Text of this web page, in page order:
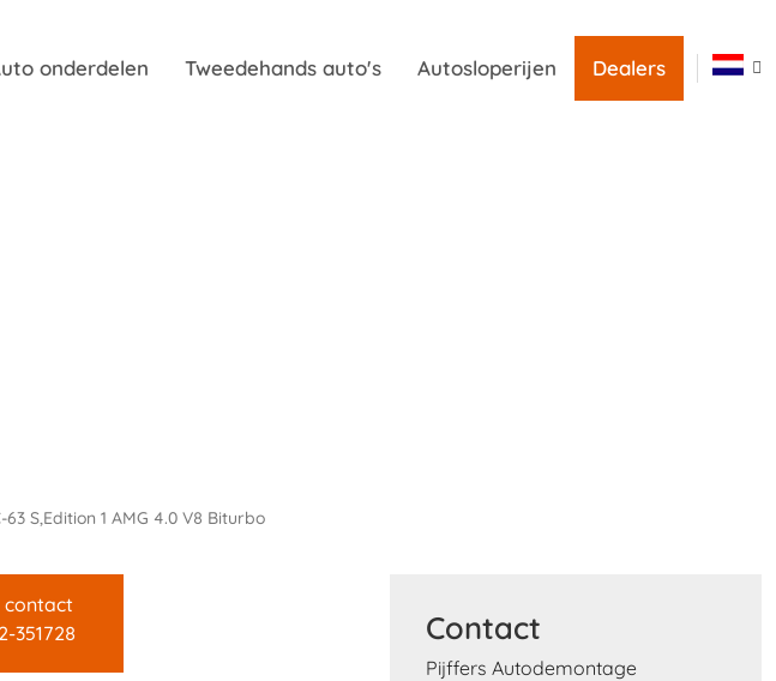
onderdelen Tweedehands auto's Autosloperijen Dealers
63 S,Edition 1 AMG 4.0 V8 Biturbo
contact
351728
Contact
Pijffers Autodemontage